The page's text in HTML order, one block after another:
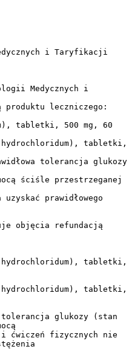
i Taryfikacji
Medycznych i
produktu leczniczego:
tabletki, 500 mg, 60
hydrochloridum), tabletki,
tolerancja glukozy
ściśle przestrzeganej
prawidłowego
objęcia refundacją
hydrochloridum), tabletki,
hydrochloridum), tabletki,
tolerancja glukozy (stan
ćwiczeń fizycznych nie